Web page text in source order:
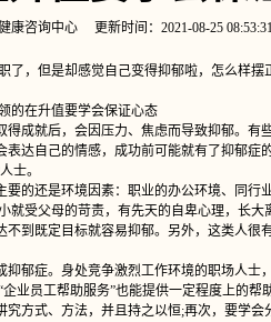
康咨询中心 更新时间：2021-08-25
，但是却感觉自己变得抑郁啦，怎么样摆
成就后，会因压力、焦虑而导致抑郁。有
达自己的情感，成功前可能就有了抑郁症
士。
的还是环境因素：职业的办公环境、同行
就受父母的苛责，有先天的自卑心理，长大
到既定目标就容易抑郁。另外，这类人很
郁症。身处竞争激烈工作环境的职场人士
业员工帮助服务”也能提供一定程度上的帮
方式、方法，并且持之以恒;再次，要学会